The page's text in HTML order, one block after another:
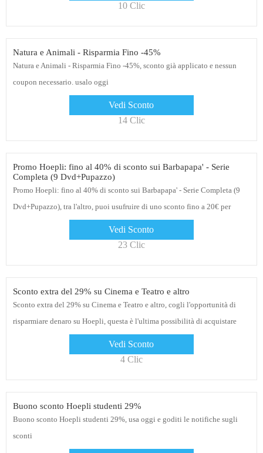
10 Clic
Natura e Animali - Risparmia Fino -45%
Natura e Animali - Risparmia Fino -45%, sconto già applicato e nessun
coupon necessario. usalo oggi
Vedi Sconto
14 Clic
Promo Hoepli: fino al 40% di sconto sui Barbapapa' - Serie
Completa (9 Dvd+Pupazzo)
Promo Hoepli: fino al 40% di sconto sui Barbapapa' - Serie Completa (9
Dvd+Pupazzo), tra l'altro, puoi usufruire di uno sconto fino a 20€ per
Vedi Sconto
23 Clic
Sconto extra del 29% su Cinema e Teatro e altro
Sconto extra del 29% su Cinema e Teatro e altro, cogli l'opportunità di
risparmiare denaro su Hoepli, questa è l'ultima possibilità di acquistare
Vedi Sconto
4 Clic
Buono sconto Hoepli studenti 29%
Buono sconto Hoepli studenti 29%, usa oggi e goditi le notifiche sugli
sconti